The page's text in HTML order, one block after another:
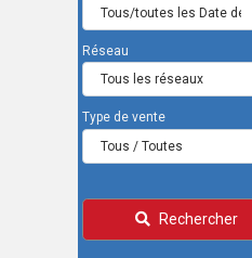
Réseau
Type de vente
Rechercher